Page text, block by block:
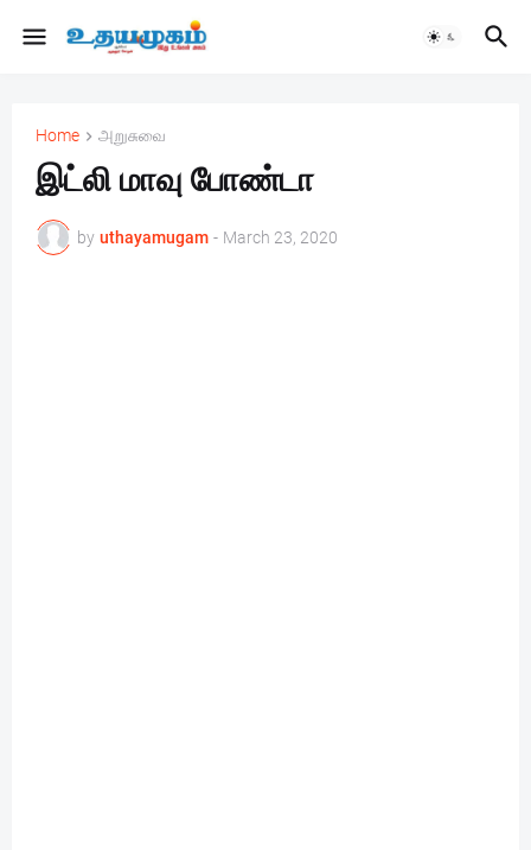
Home அறுசுவை
இட்லி மாவு போண்டா
by uthayamugam - March 23, 2020